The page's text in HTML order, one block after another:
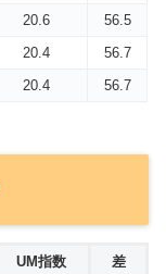
20.6
56.5
20.4
56.7
20.4 56.7
UM指数 差